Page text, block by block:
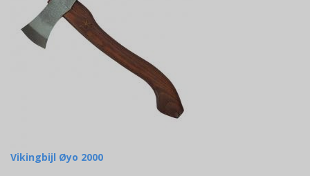
Vikingbijl Øyo 2000